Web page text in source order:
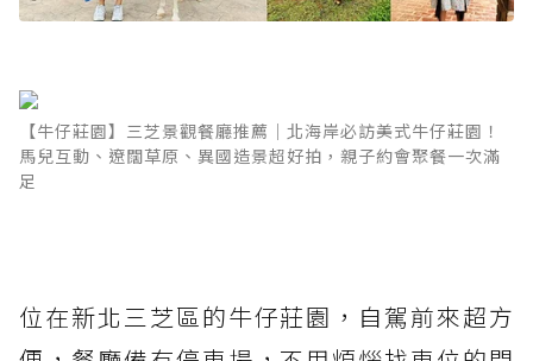
【牛仔莊園】三芝景觀餐廳推薦｜北海岸必訪美式牛仔莊園！
馬兒互動、遼闊草原、異國造景超好拍，親子約會聚餐一次滿
足
位在新北三芝區的牛仔莊園，自駕前來超方